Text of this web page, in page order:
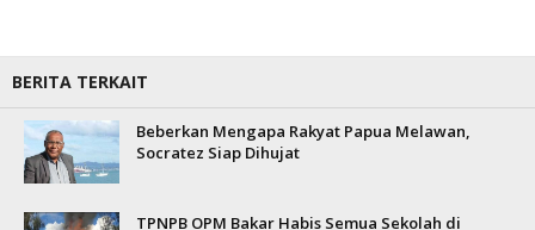
BERITA TERKAIT
Beberkan Mengapa Rakyat Papua Melawan,
Socratez Siap Dihujat
TPNPB OPM Bakar Habis Semua Sekolah di